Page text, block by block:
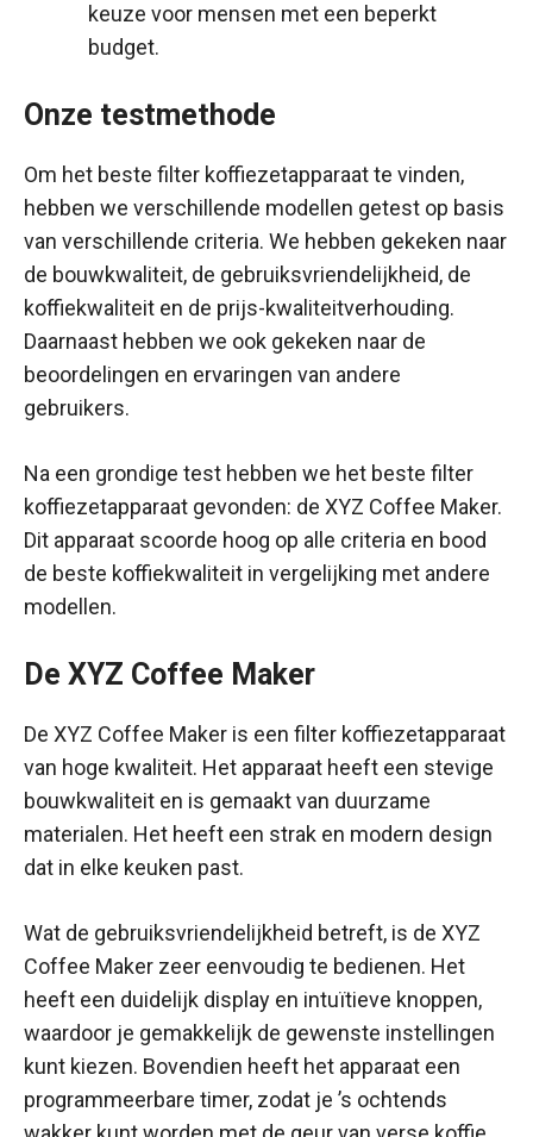
keuze voor mensen met een beperkt
budget.
Onze testmethode
Om het beste filter koffiezetapparaat te vinden,
hebben we verschillende modellen getest op basis
van verschillende criteria. We hebben gekeken naar
de bouwkwaliteit, de gebruiksvriendelijkheid, de
koffiekwaliteit en de prijs-kwaliteitverhouding.
Daarnaast hebben we ook gekeken naar de
beoordelingen en ervaringen van andere
gebruikers.
Na een grondige test hebben we het beste filter
koffiezetapparaat gevonden: de XYZ Coffee Maker.
Dit apparaat scoorde hoog op alle criteria en bood
de beste koffiekwaliteit in vergelijking met andere
modellen.
De XYZ Coffee Maker
De XYZ Coffee Maker is een filter koffiezetapparaat
van hoge kwaliteit. Het apparaat heeft een stevige
bouwkwaliteit en is gemaakt van duurzame
materialen. Het heeft een strak en modern design
dat in elke keuken past.
Wat de gebruiksvriendelijkheid betreft, is de XYZ
Coffee Maker zeer eenvoudig te bedienen. Het
heeft een duidelijk display en intuïtieve knoppen,
waardoor je gemakkelijk de gewenste instellingen
kunt kiezen. Bovendien heeft het apparaat een
programmeerbare timer, zodat je ’s ochtends